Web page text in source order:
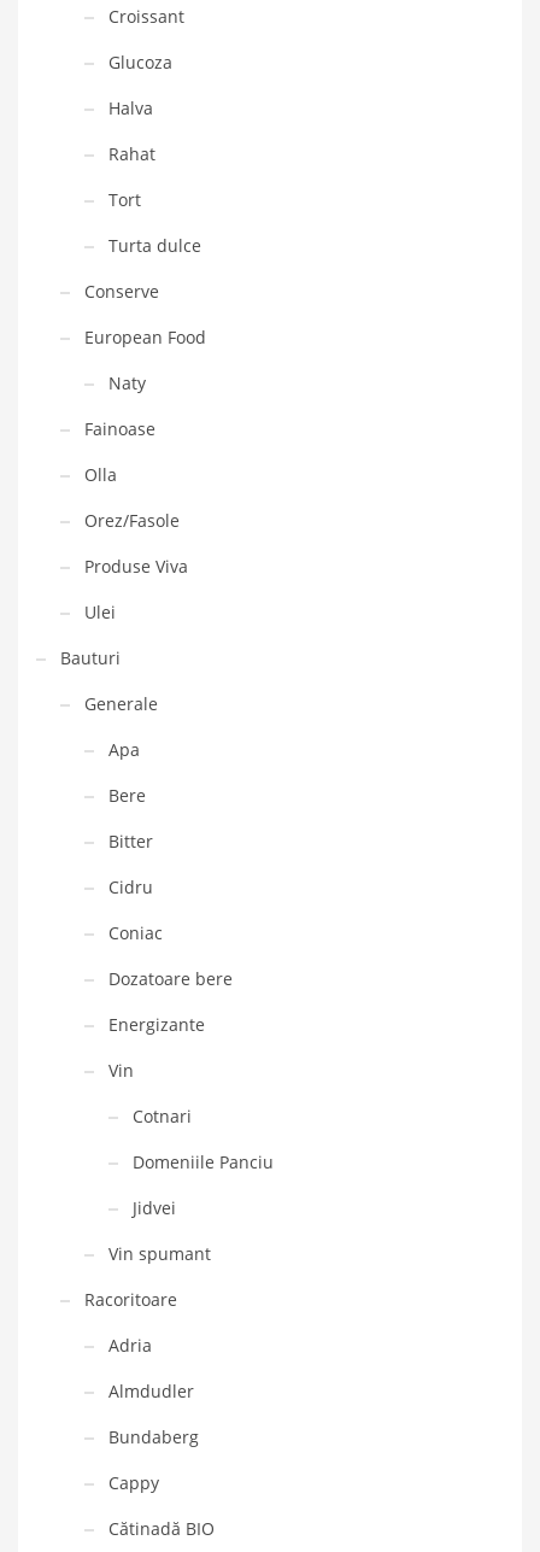
Croissant
Glucoza
Halva
Rahat
Tort
Turta dulce
Conserve
European Food
Naty
Fainoase
Olla
Orez/Fasole
Produse Viva
Ulei
Bauturi
Generale
Apa
Bere
Bitter
Cidru
Coniac
Dozatoare bere
Energizante
Vin
Cotnari
Domeniile Panciu
Jidvei
Vin spumant
Racoritoare
Adria
Almdudler
Bundaberg
Cappy
Cătinadă BIO